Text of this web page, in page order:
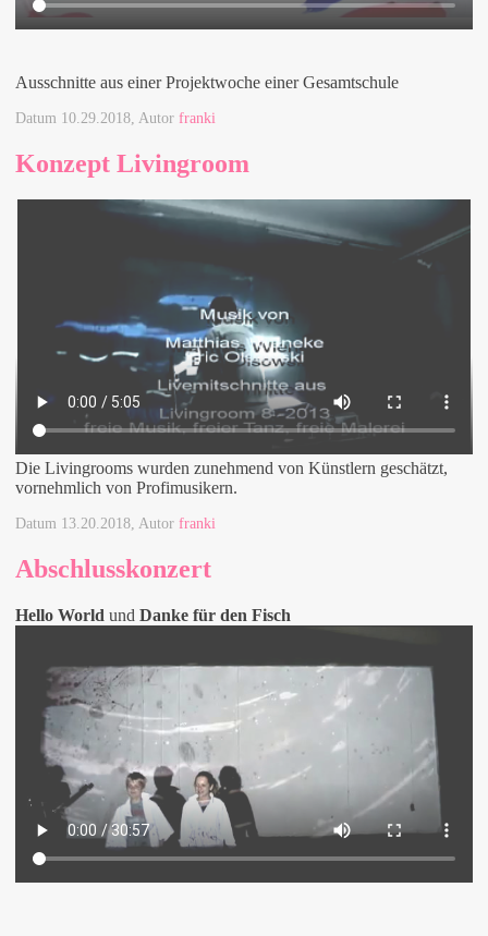
Ausschnitte aus einer Projektwoche einer Gesamtschule
Datum 10.29.2018 , Autor franki
Konzept Livingroom
Die Livingrooms wurden zunehmend von Künstlern geschätzt,
vornehmlich von Profimusikern.
Datum 13.20.2018, Autor franki
Abschlusskonzert
Hello World und Danke für den Fisch